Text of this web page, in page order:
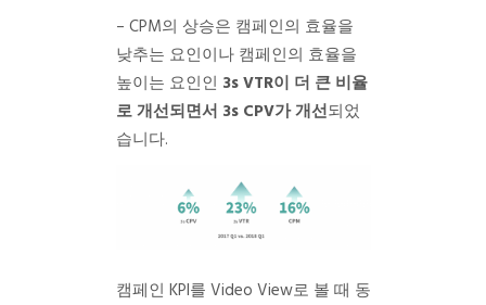
– CPM의 상승은 캠페인의 효율을
낮추는 요인이나 캠페인의 효율을
높이는 요인인 3s VTR이 더 큰 비율
로 개선되면서 3s CPV가 개선되었
습니다.
캠페인 KPI를 Video View로 볼 때 동